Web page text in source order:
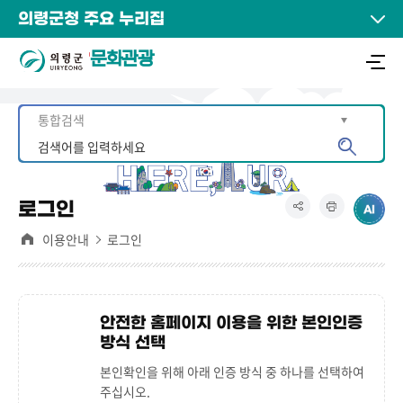
의령군청 주요 누리집
문화관광
로그인
이용안내 로그인
안전한 홈페이지 이용을 위한 본인인증
방식 선택
본인확인을 위해 아래 인증 방식 중 하나를 선택하여
주십시오.